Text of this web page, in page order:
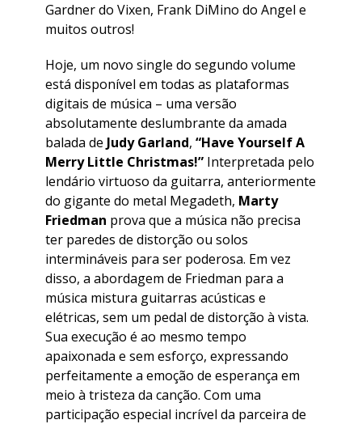
Gardner do Vixen, Frank DiMino do Angel e
muitos outros!
Hoje, um novo single do segundo volume
está disponível em todas as plataformas
digitais de música – uma versão
absolutamente deslumbrante da amada
balada de Judy Garland, “Have Yourself A
Merry Little Christmas!” Interpretada pelo
lendário virtuoso da guitarra, anteriormente
do gigante do metal Megadeth, Marty
Friedman prova que a música não precisa
ter paredes de distorção ou solos
intermináveis para ser poderosa. Em vez
disso, a abordagem de Friedman para a
música mistura guitarras acústicas e
elétricas, sem um pedal de distorção à vista.
Sua execução é ao mesmo tempo
apaixonada e sem esforço, expressando
perfeitamente a emoção de esperança em
meio à tristeza da canção. Com uma
participação especial incrível da parceira de